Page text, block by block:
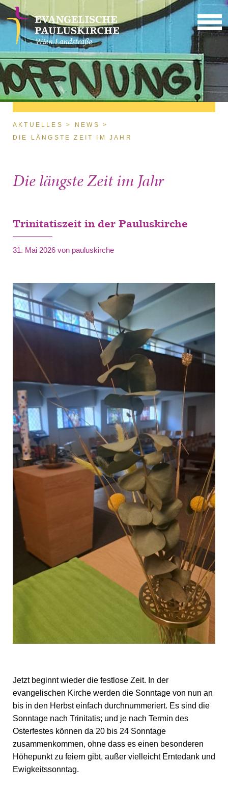
Direkt zum Inhalt
Sie sind hier
AKTUELLES
NEWS
DIE LÄNGSTE ZEIT IM JAHR
Die längste Zeit im Jahr
Trinitatiszeit in der Pauluskirche
31. Mai 2026 von pauluskirche
Jetzt beginnt wieder die festlose Zeit. In der
evangelischen Kirche werden die Sonntage von nun an
bis in den Herbst einfach durchnummeriert. Es sind die
Sonntage nach Trinitatis; und je nach Termin des
Osterfestes können da 20 bis 24 Sonntage
zusammenkommen, ohne dass es einen besonderen
Höhepunkt zu feiern gibt, außer vielleicht Erntedank und
Ewigkeitssonntag.